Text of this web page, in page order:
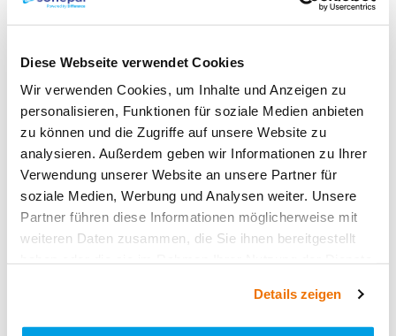
Diese Webseite verwendet Cookies
Wir verwenden Cookies, um Inhalte und Anzeigen zu
personalisieren, Funktionen für soziale Medien anbieten
zu können und die Zugriffe auf unsere Website zu
analysieren. Außerdem geben wir Informationen zu Ihrer
Verwendung unserer Website an unsere Partner für
soziale Medien, Werbung und Analysen weiter. Unsere
Partner führen diese Informationen möglicherweise mit
weiteren Daten zusammen, die Sie ihnen bereitgestellt
Details zeigen